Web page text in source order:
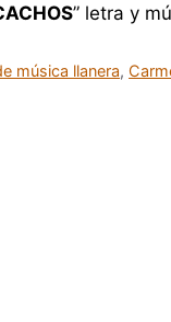
” letra y
música llanera,